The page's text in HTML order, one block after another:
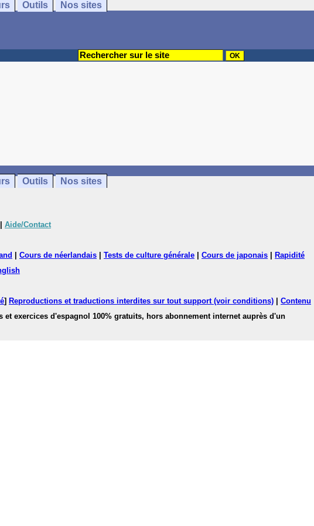
Outils Nos sites
Outils Nos sites
Aide/Contact
Cours de néerlandais Tests de culture générale Cours de japonais
Rapidité
] Reproductions et traductions interdites sur tout support (voir conditions)
Contenu
et exercices d'espagnol 100% gratuits, hors abonnement internet auprès d'un